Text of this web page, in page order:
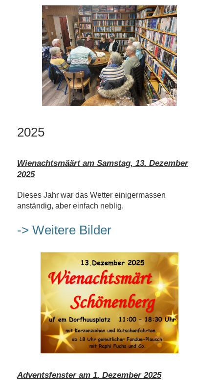
2025
Wienachtsmäärt am Samstag, 13. Dezember
2025
Dieses Jahr war das Wetter einigermassen
anständig, aber einfach neblig.
-> Weitere Bilder
Adventsfenster am 1. Dezember 2025